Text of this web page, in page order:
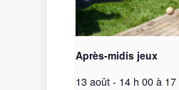
Après-midis jeux
13 août - 14 h 00à